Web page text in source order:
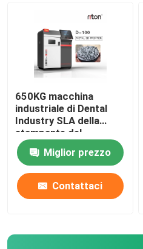
650KG macchina
industriale di Dental
Industry SLA della
stampante del
compatto DLMS 3D
Miglior prezzo
Contattaci